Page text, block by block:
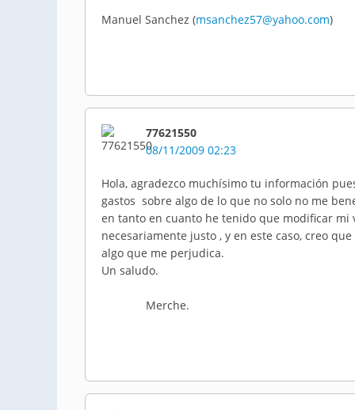
Manuel Sanchez (msanchez57@yahoo.com)
77621550
08/11/2009 02:23
Hola, agradezco muchísimo tu información
gastos sobre algo de lo que no solo no me
en tanto en cuanto he tenido que modificar
necesariamente justo , y en este caso, creo
algo que me perjudica.
Un saludo.
Merche.